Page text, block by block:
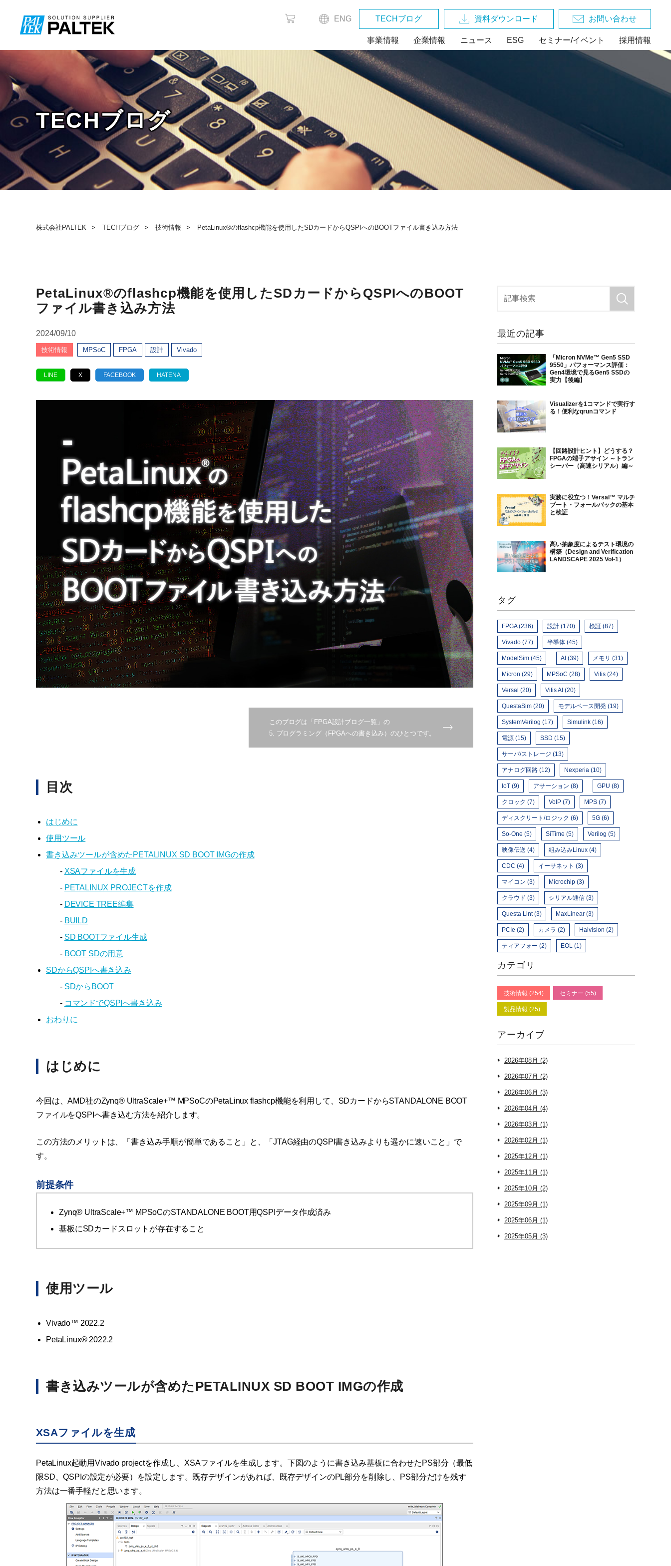
事業情報 企業情報 ニュース ESG セミナー/イベント 採用情報
ENG TECHブログ 資料ダウンロード お問い合わせ
株式会社PALTEK TECHブログ 技術情報 PetaLinux®のflashcp機能を使用したSDカードからQSPIへのBOOTファイル書き込み方法
TECHブログ
PetaLinux®のflashcp機能を使用したSDカードからQSPIへのBOOT
ファイル書き込み方法
2024/09/10
技術情報 MPSoC FPGA 設計 Vivado
LINE X FACEBOOK HATENA
このブログは「FPGA設計ブログ一覧」の
5. プログラミング（FPGAへの書き込み）のひとつです。
目次
はじめに
使用ツール
書き込みツールが含めたPETALINUX SD BOOT IMGの作成
- XSAファイルを生成
- PETALINUX PROJECTを作成
- DEVICE TREE編集
- BUILD
- SD BOOTファイル生成
- BOOT SDの用意
SDからQSPIへ書き込み
- SDからBOOT
- コマンドでQSPIへ書き込み
おわりに
はじめに
今回は、AMD社のZynq® UltraScale+™ MPSoCのPetaLinux flashcp機能を利用して、SDカードからSTANDALONE BOOT
ファイルをQSPIへ書き込む方法を紹介します。
この方法のメリットは、「書き込み手順が簡単であること」と、「JTAG経由のQSPI書き込みよりも遥かに速いこと」で
す。
前提条件
Zynq® UltraScale+™ MPSoCのSTANDALONE BOOT用QSPIデータ作成済み
基板にSDカードスロットが存在すること
使用ツール
Vivado™ 2022.2
PetaLinux® 2022.2
書き込みツールが含めたPETALINUX SD BOOT IMGの作成
XSAファイルを生成
PetaLinux起動用Vivado projectを作成し、XSAファイルを生成します。下図のように書き込み基板に合わせたPS部分（最低
限SD、QSPIの設定が必要）を設定します。既存デザインがあれば、既存デザインのPL部分を削除し、PS部分だけを残す
方法は一番手軽だと思います。
最近の記事
「Micron NVMe™ Gen5 SSD
9550」パフォーマンス評価：
Gen4環境で見るGen5 SSDの
実力【後編】
Visualizerを1コマンドで実行す
る！便利なqrunコマンド
【回路設計ヒント】どうする？
FPGAの端子アサイン ～トラン
シーバー（高速シリアル）編～
実務に役立つ！Versal™ マルチ
ブート・フォールバックの基本
と検証
高い抽象度によるテスト環境の
構築（Design and Verification
LANDSCAPE 2025 Vol-1）
タグ
FPGA (236) 設計 (170) 検証 (87)
Vivado (77) 半導体 (45)
ModelSim (45) AI (39) メモリ (31)
Micron (29) MPSoC (28) Vitis (24)
Versal (20) Vitis AI (20)
QuestaSim (20) モデルベース開発 (19)
SystemVerilog (17) Simulink (16)
電源 (15) SSD (15)
サーバ/ストレージ (13)
アナログ回路 (12) Nexperia (10)
IoT (9) アサーション (8) GPU (8)
クロック (7) VoIP (7) MPS (7)
ディスクリート/ロジック (6) 5G (6)
So-One (5) SiTime (5) Verilog (5)
映像伝送 (4) 組み込みLinux (4)
CDC (4) イーサネット (3)
マイコン (3) Microchip (3)
クラウド (3) シリアル通信 (3)
Questa Lint (3) MaxLinear (3)
PCIe (2) カメラ (2) Haivision (2)
ティアフォー (2) EOL (1)
カテゴリ
技術情報 (254) セミナー (55)
製品情報 (25)
アーカイブ
2026年08月 (2)
2026年07月 (2)
2026年06月 (3)
2026年04月 (4)
2026年03月 (1)
2026年02月 (1)
2025年12月 (1)
2025年11月 (1)
2025年10月 (2)
2025年09月 (1)
2025年06月 (1)
2025年05月 (3)